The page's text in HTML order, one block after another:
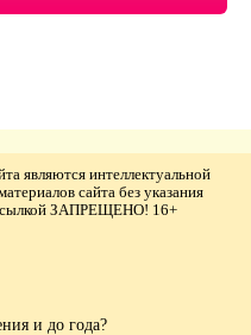
являются интеллектуальной
сайта без указания
ссылкой ЗАПРЕЩЕНО! 16+
и до года?